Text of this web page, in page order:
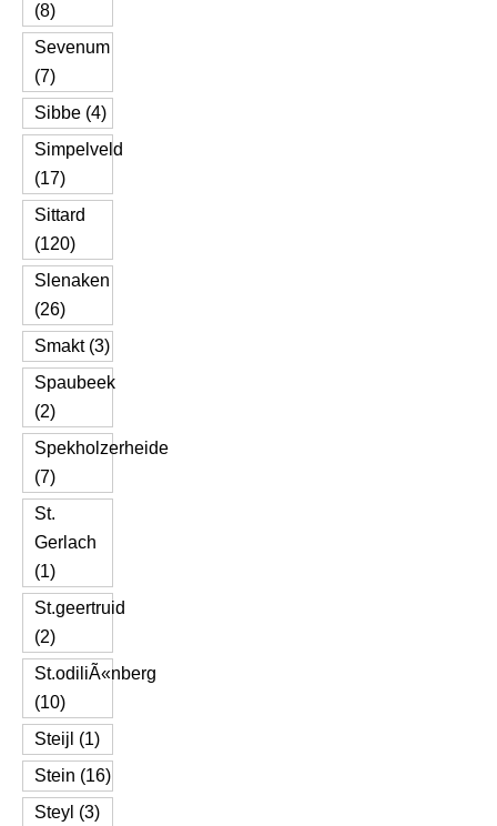
(8)
Sevenum
(7)
Sibbe (4)
Simpelveld
(17)
Sittard
(120)
Slenaken
(26)
Smakt (3)
Spaubeek
(2)
Spekholzerheide
(7)
St.
Gerlach
(1)
St.geertruid
(2)
St.odiliÃ«nberg
(10)
Steijl (1)
Stein (16)
Steyl (3)